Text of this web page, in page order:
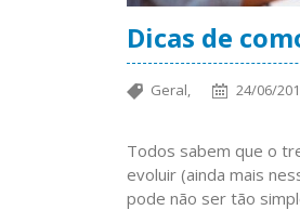
Dicas de
Geral, 24/06/
Todos sabem que o
evoluir (ainda mais
pode não ser tão